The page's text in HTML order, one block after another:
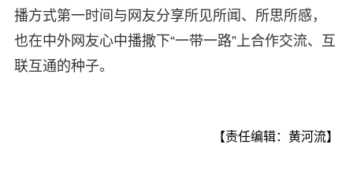
播方式第一时间与网友分享所见所闻、所思所感，
也在中外网友心中播撒下“一带一路”上合作交流、互
联互通的种子。
【责任编辑：黄河流】